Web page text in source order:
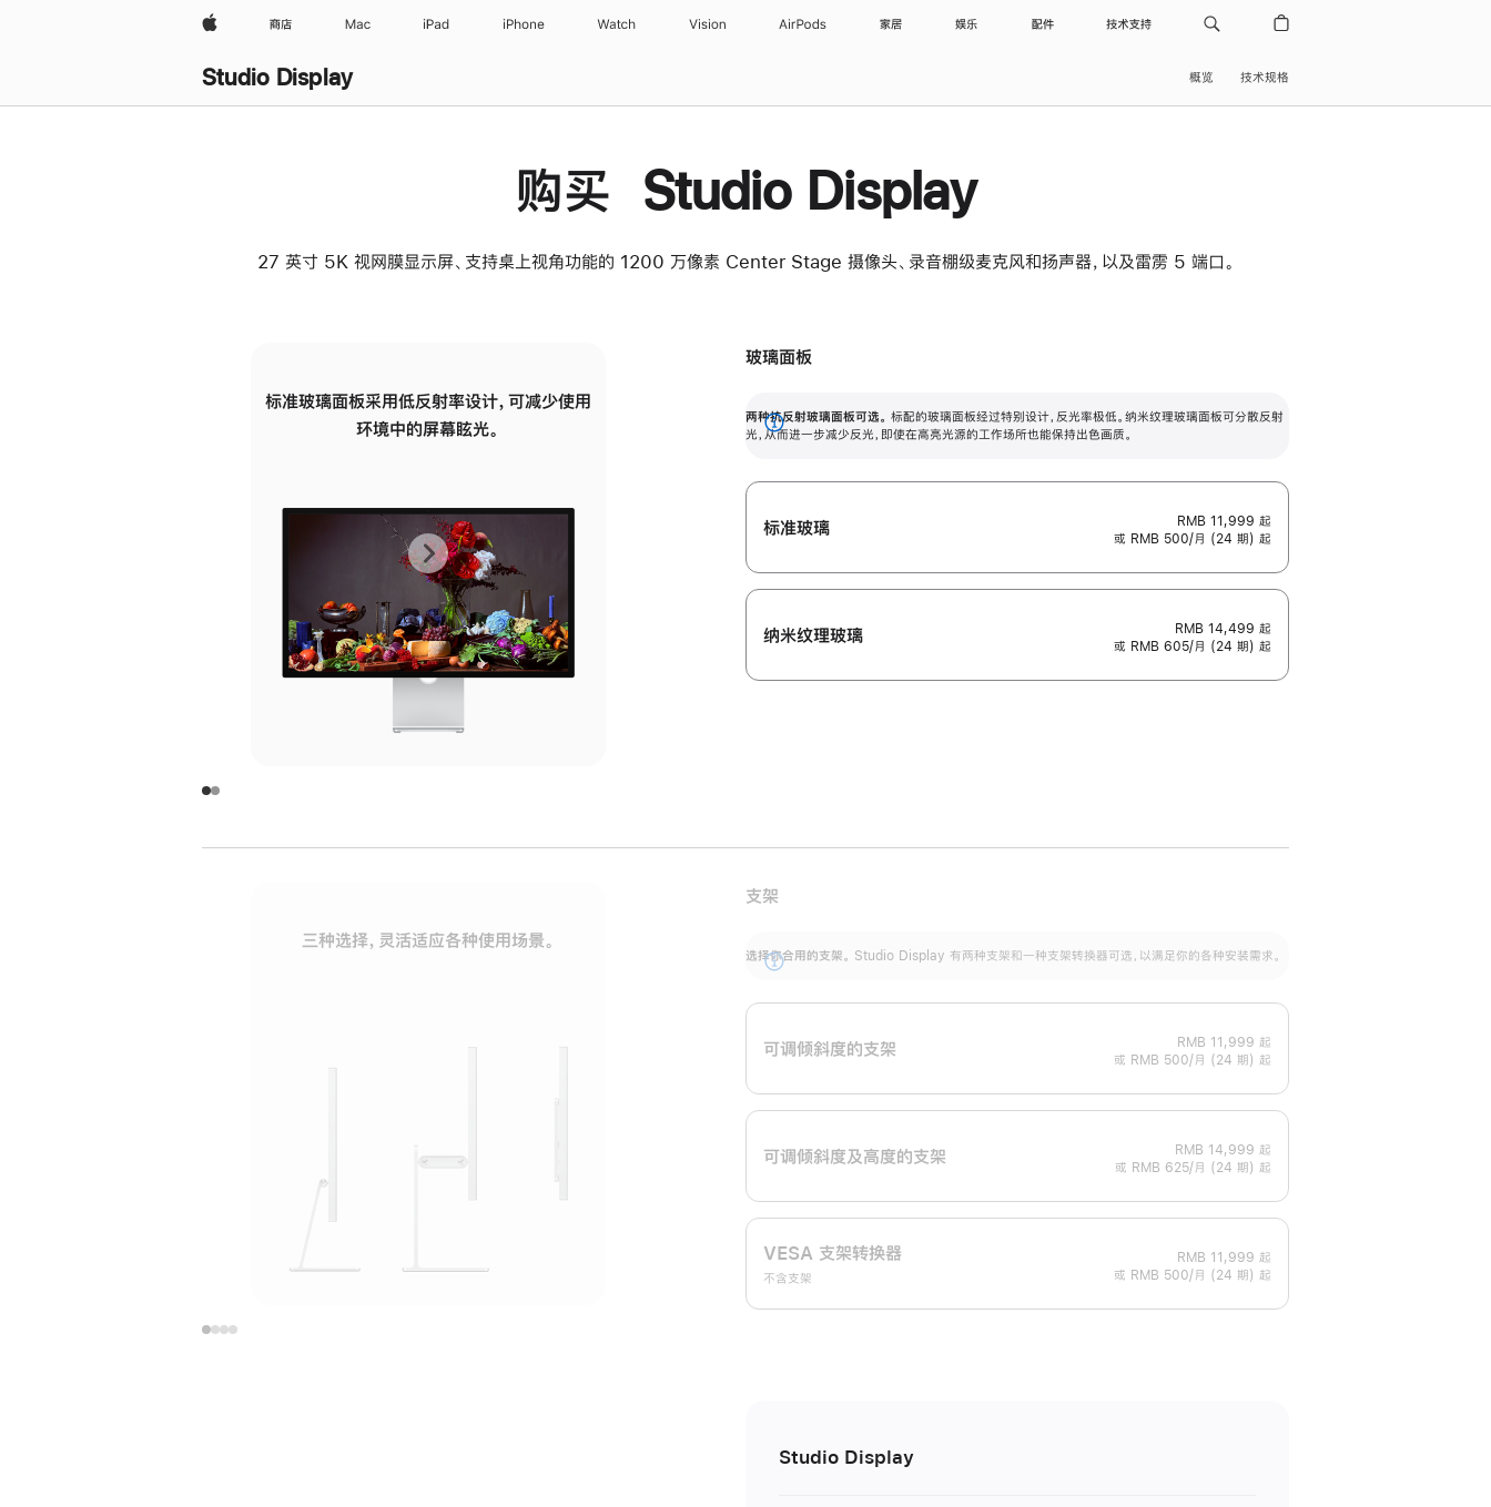
Apple 商店 Mac iPad iPhone Watch Vision AirPods 家居 娱乐 配件 技术支持
Studio Display 概览 技术规格
购买 Studio Display
27 英寸 5K 视网膜显示屏、支持桌上视角功能的 1200 万像素 Center Stage 摄像头、录音棚级麦克风和扬声器，以及雷雳 5 端口。
标准玻璃面板采用低反射率设计，可减少使用
环境中的屏幕眩光。
有高亮光源的场所使用，也能保持出色画质。
上
一
张
图
面
下
一
张
图
面
玻璃面板
两种抗反射玻璃面板可选。 标配的玻璃面板经过特别设计，反光率极低。纳米纹理玻璃面板可分散反射
光，从而进一步减少反光，即使在高亮光源的工作场所也能保持出色画质。
展
标准玻璃 RMB 11,999 起
或 RMB 500/月 (24 期) 起
纳米纹理玻璃 RMB 14,499 起
或 RMB 605/月 (24 期) 起
三种选择，灵活适应各种使用场景。
调节范围。
毫米的高度调节范围。
张
张
支架
选择你合用的支架。 Studio Display 有两种支架和一种支架转换器可选，以满足你的各种安装需求。
展
开
可调倾斜度的支架 RMB 11,999 起
或 RMB 500/月 (24 期) 起
可调倾斜度及高‍度的支‍架 RMB 14,999 起
或 RMB 625/月 (24 期) 起
VESA 支架转换器
不含支架
RMB 11,999 起
或 RMB 500/月 (24 期) 起
Studio Display